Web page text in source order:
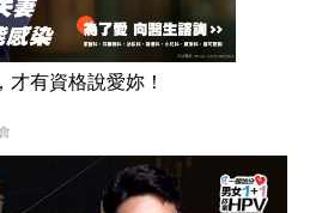
有資格說愛妳！